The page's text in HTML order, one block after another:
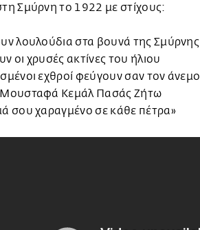
Σμύρνη το 1922 με στίχους:
λουλούδια στα βουνά της Σμύρνης
οι χρυσές ακτίνες του ήλιου
εχθροί φεύγουν σαν τον άνεμο
Κεμάλ Πασάς Ζήτω
σου χαραγμένο σε κάθε πέτρα»